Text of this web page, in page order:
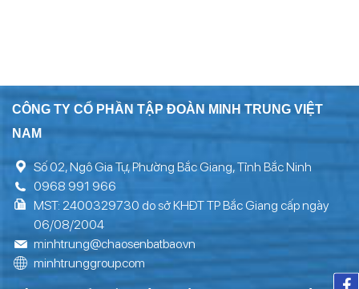
CÔNG TY CỔ PHẦN TẬP ĐOÀN MINH TRUNG VIỆT
NAM
Số 02, Ngô Gia Tự, Phường Bắc Giang, Tỉnh Bắc Ninh
0968 991 966
MST: 2400329730 do sở KHĐT TP Bắc Giang cấp ngày
06/08/2004
minhtrung@chaosenbatbao.vn
minhtrunggroup.com